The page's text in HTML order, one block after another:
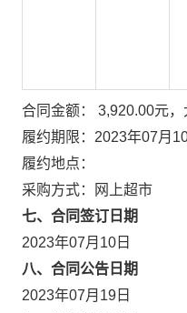
合同金额： 3,920.00元
履约期限：2023年07月
履约地点：
采购方式：网上超市
七、合同签订日期
2023年07月10日
八、合同公告日期
2023年07月19日